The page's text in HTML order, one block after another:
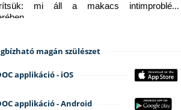
mi áll a makacs intimprobléma
magán szülészet
applikáció - iOS
applikáció - Android